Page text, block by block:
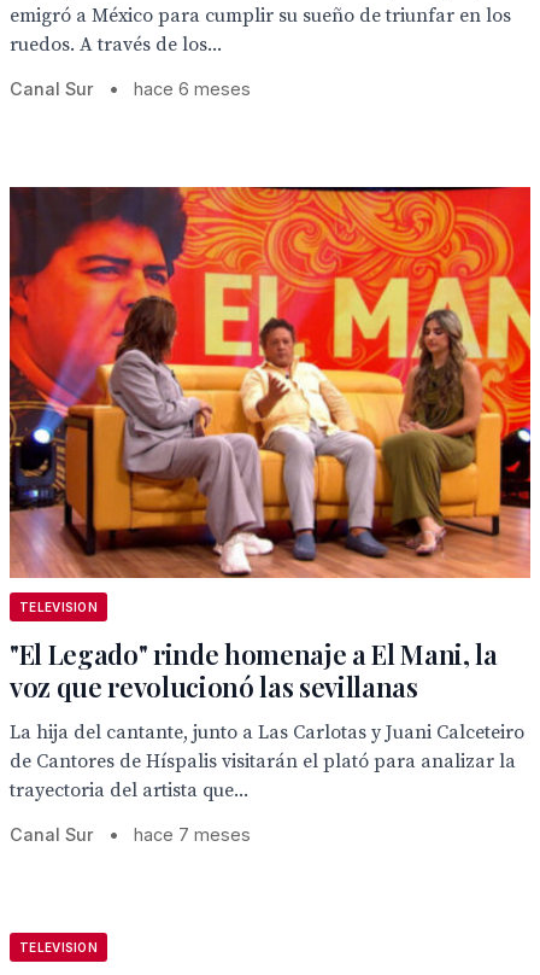
emigró a México para cumplir su sueño de triunfar en los
ruedos. A través de los...
Canal Sur • hace 6 meses
TELEVISION
"El Legado" rinde homenaje a El Mani, la
voz que revolucionó las sevillanas
La hija del cantante, junto a Las Carlotas y Juani Calceteiro
de Cantores de Híspalis visitarán el plató para analizar la
trayectoria del artista que...
Canal Sur • hace 7 meses
TELEVISION